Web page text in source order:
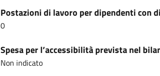
Postazioni di lavoro per dipendenti con
0
Spesa per l’accessibilità prevista nel
Non indicato